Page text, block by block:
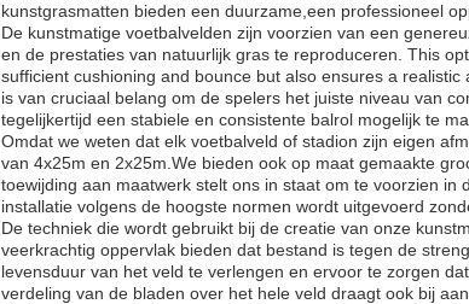
kunstgrasmatten bieden een duurzame,een professioneel
De kunstmatige voetbalvelden zijn voorzien van een
en de prestaties van natuurlijk gras te reproduceren. This
sufficient cushioning and bounce but also ensures a
is van cruciaal belang om de spelers het juiste niveau van
tegelijkertijd een stabiele en consistente balrol mogelijk te
Omdat we weten dat elk voetbalveld of stadion zijn eigen
van 4x25m en 2x25m.We bieden ook op maat gemaakte
toewijding aan maatwerk stelt ons in staat om te voorzien
installatie volgens de hoogste normen wordt uitgevoerd
De techniek die wordt gebruikt bij de creatie van onze
veerkrachtig oppervlak bieden dat bestand is tegen de
levensduur van het veld te verlengen en ervoor te zorgen
verdeling van de bladen over het hele veld draagt ook bij